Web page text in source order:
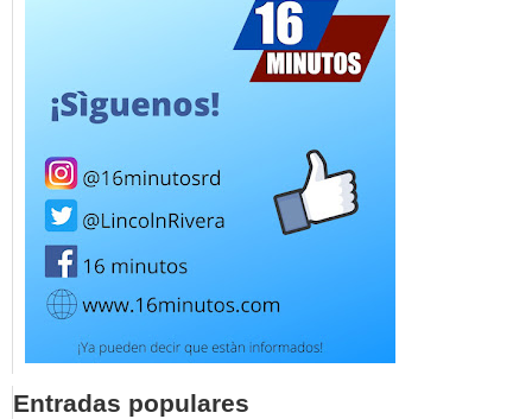
Entradas populares